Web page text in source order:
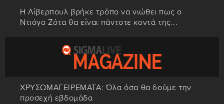
Η Λίβερπουλ βρήκε τρόπο να νιώθει πως ο
Ντιόγο Ζότα θα είναι πάντοτε κοντά της...
ΧΡΥΣΩΜΑΓΕΙΡΕΜΑΤΑ: Όλα όσα θα δούμε την
προσεχή εβδομάδα